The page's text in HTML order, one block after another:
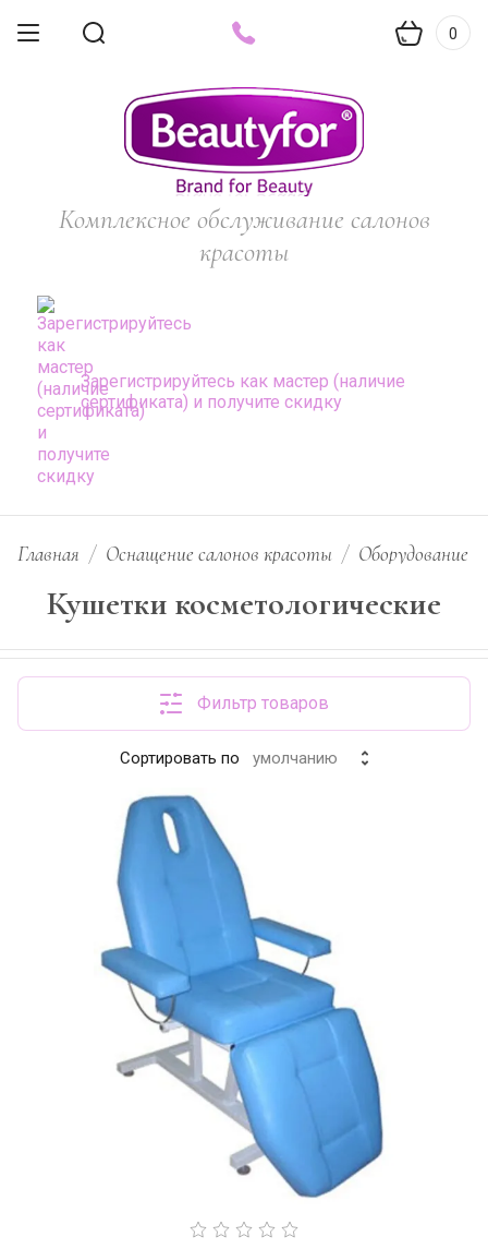
0
Комплексное обслуживание салонов
красоты
Зарегистрируйтесь как мастер (наличие
сертификата) и получите скидку
Главная / Оснащение салонов красоты / Оборудование
Кушетки косметологические
Фильтр товаров
Сортировать по умолчанию